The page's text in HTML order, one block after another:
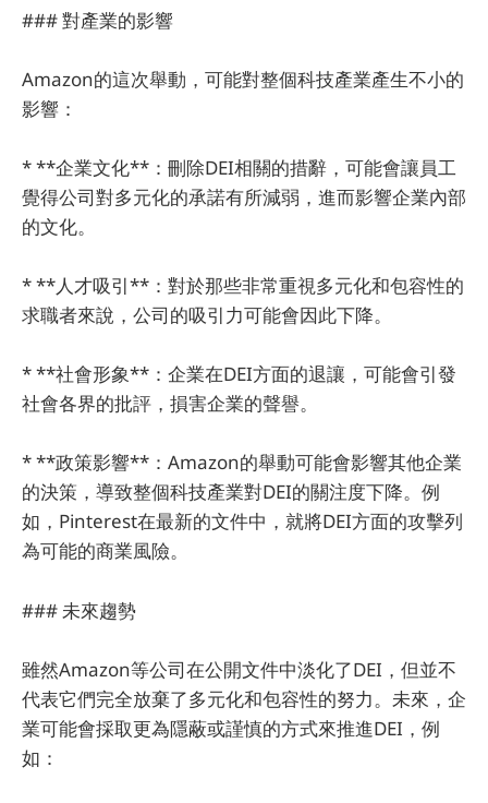
### 對產業的影響
Amazon的這次舉動，可能對整個科技產業產生不小的
影響：
* **企業文化**：刪除DEI相關的措辭，可能會讓員工
覺得公司對多元化的承諾有所減弱，進而影響企業內部
的文化。
* **人才吸引**：對於那些非常重視多元化和包容性的
求職者來說，公司的吸引力可能會因此下降。
* **社會形象**：企業在DEI方面的退讓，可能會引發
社會各界的批評，損害企業的聲譽。
* **政策影響**：Amazon的舉動可能會影響其他企業
的決策，導致整個科技產業對DEI的關注度下降。例
如，Pinterest在最新的文件中，就將DEI方面的攻擊列
為可能的商業風險。
### 未來趨勢
雖然Amazon等公司在公開文件中淡化了DEI，但並不
代表它們完全放棄了多元化和包容性的努力。未來，企
業可能會採取更為隱蔽或謹慎的方式來推進DEI，例
如：